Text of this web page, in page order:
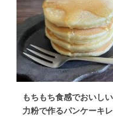
もちもち食感でおいし
力粉で作るパンケーキ